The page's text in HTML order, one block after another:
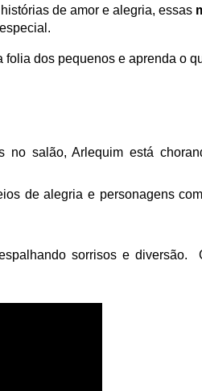
de amor e alegria, essas
folia dos pequenos e aprenda o
salão, Arlequim está
de alegria e personagens
sorrisos e diversão.